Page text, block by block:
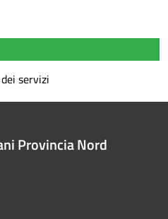
servizi
Provincia Nord